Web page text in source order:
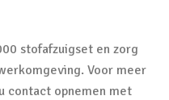
stofafzuigset en zorg
Voor meer
contact opnemen met